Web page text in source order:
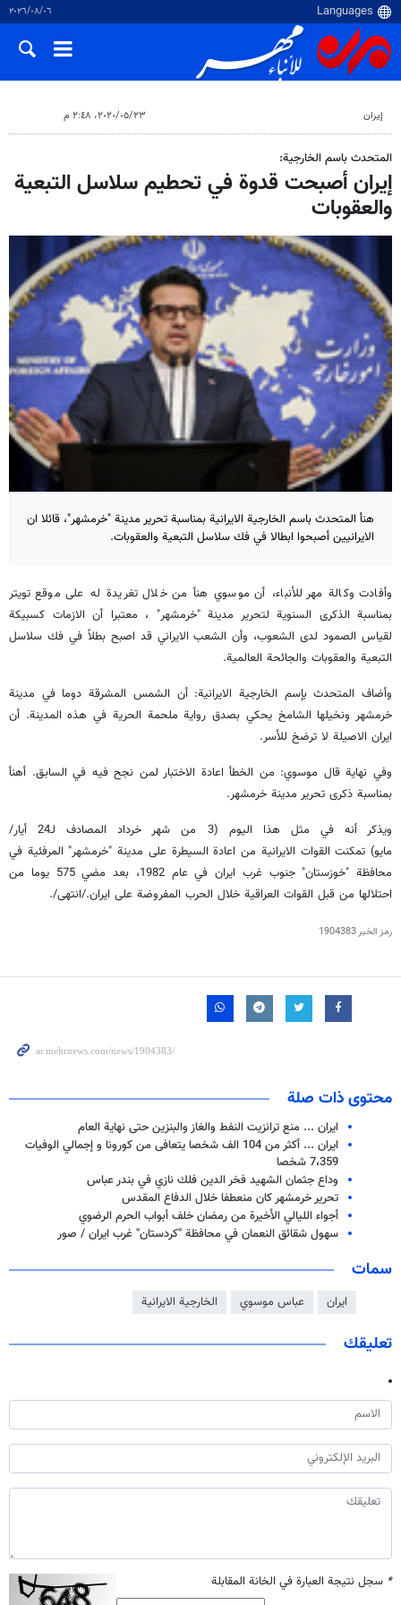
٠٦‏/٠٨‏/٢٠٢٦
إيران ٢٣‏/٠٥‏/٢٠٢٠، ٢:٤٨ م
المتحدث باسم الخارجية:
إيران أصبحت قدوة في تحطيم سلاسل التبعية
والعقوبات
هنأ المتحدث باسم الخارجية الايرانية بمناسبة تحرير مدينة "خرمشهر"، قائلا ان
الايرانيين أصبحوا ابطالا في فك سلاسل التبعية والعقوبات.
وأفادت وكالة مهر للأنباء، أن موسوي هنأ من خلال تغريدة له على موقع تويتر
بمناسبة الذكرى السنوية لتحرير مدينة "خرمشهر" ، معتبرا أن الازمات كسبيكة
لقياس الصمود لدى الشعوب، وأن الشعب الايراني قد اصبح بطلاً في فك سلاسل
التبعية والعقوبات والجائحة العالمية.
وأضاف المتحدث بإسم الخارجية الايرانية: أن الشمس المشرقة دوما في مدينة
خرمشهر ونخيلها الشامخ يحكي بصدق رواية ملحمة الحرية في هذه المدينة. أن
ايران الاصيلة لا ترضخ للأسر.
وفي نهاية قال موسوي: من الخطأ اعادة الاختبار لمن نجح فيه في السابق. أهنأ
بمناسبة ذكرى تحرير مدينة خرمشهر.
ويذكر أنه في مثل هذا اليوم (3 من شهر خرداد المصادف لـ24 أيار/
مايو) تمكنت القوات الايرانية من اعادة السيطرة على مدينة "خرمشهر" المرفئية في
محافظة "خوزستان" جنوب غرب ايران في عام 1982، بعد مضي 575 يوما من
احتلالها من قبل القوات العراقية خلال الحرب المفروضة على ايران./انتهى/.
رمز الخبر1904383
محتوى ذات صلة
ايران ... منع ترانزيت النفط والغاز والبنزين حتى نهاية العام
ايران ... أكثر من 104 الف شخصا يتعافى من كورونا و إجمالي الوفيات
7،359 شخصا
وداع جثمان الشهيد فخر الدين فلك نازي في بندر عباس
تحرير خرمشهر كان منعطفا خلال الدفاع المقدس
أجواء الليالي الأخيرة من رمضان خلف أبواب الحرم الرضوي
سهول شقائق النعمان في محافظة "كردستان" غرب ايران / صور
سمات
ايران عباس موسوي الخارجية الايرانية
تعليقك
* سجل نتيجة العبارة في الخانة المقابلة